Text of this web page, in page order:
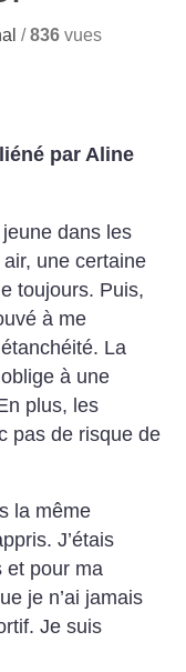
/836 vues
par Aline
dans les
une certaine
toujours. Puis,
à me
La
à une
plus, les
pas de risque de
la même
J’étais
et pour ma
je n’ai jamais
Je suis